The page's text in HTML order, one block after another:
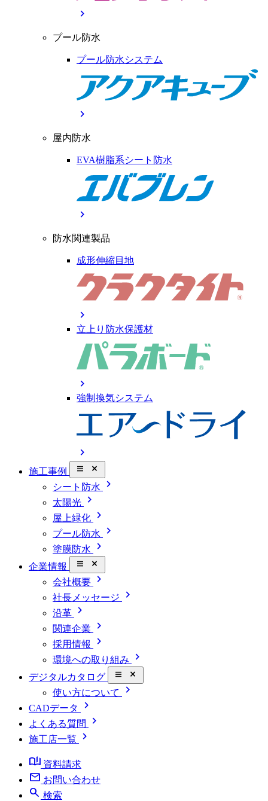
chevron_right
プール防水
プール防水システム
chevron_right
屋内防水
EVA樹脂系シート防水
chevron_right
防水関連製品
成形伸縮目地
chevron_right
立上り防水保護材
chevron_right
強制換気システム
chevron_right
施工事例 close_small
シート防水 chevron_right
太陽光 chevron_right
屋上緑化 chevron_right
プール防水 chevron_right
塗膜防水 chevron_right
企業情報 close_small
会社概要 chevron_right
社長メッセージ chevron_right
沿革 chevron_right
関連企業 chevron_right
採用情報 chevron_right
環境への取り組み chevron_right
デジタルカタログ close_small
使い方について chevron_right
CADデータ chevron_right
よくある質問 chevron_right
施工店一覧
chevron_right
book_ribbon 資料請求
mail お問い合わせ
search 検索